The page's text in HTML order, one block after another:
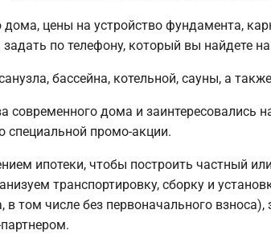
дома, цены на устройство фундамента,
по телефону, который вы найдете на
бассейна, котельной, сауны, а
современного дома и
промо-акции.
ипотеки, чтобы построить частный
транспортировку, сборку и
том числе без первоначального